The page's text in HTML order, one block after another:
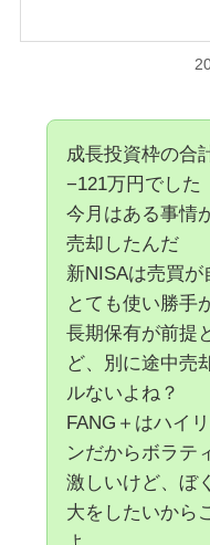
成長投資枠の合
−121万円でした
今月はある事情
売却したんだ
新NISAは売買が
とても使い勝手
長期保有が前提
ど、別に途中売
ルないよね？
FANG＋はハイ
ンだからボラテ
激しいけど、ぼ
大をしたいから